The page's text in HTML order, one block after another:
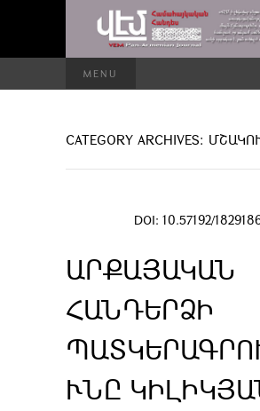
MENU
CATEGORY ARCHIVES:
DOI: 10.57192/
ԱՐՔԱՅԱԿԱՆ
ՀԱՆԴԵՐՁԻ
ՒՆԸ